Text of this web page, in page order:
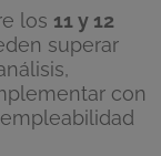
los 11 y 12
superar
con